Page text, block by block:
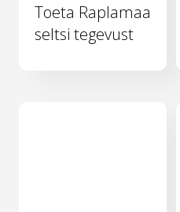
Toeta Raplamaa
seltsi tegevust